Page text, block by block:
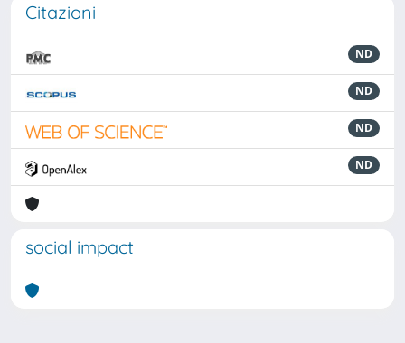
Citazioni
ND
ND
ND
ND
social impact